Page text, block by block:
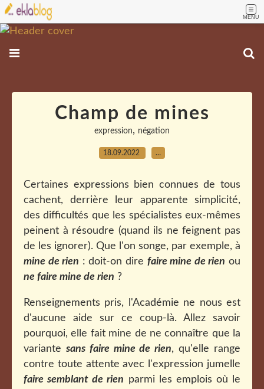
MENU
Champ de mines
expression, négation
18.09.2022 …
Certaines expressions bien connues de tous
cachent, derrière leur apparente simplicité,
des difficultés que les spécialistes eux-mêmes
peinent à résoudre (quand ils ne feignent pas
de les ignorer). Que l'on songe, par exemple, à
mine de rien : doit-on dire faire mine de rien ou
ne faire mine de rien ?
Renseignements pris, l'Académie ne nous est
d'aucune aide sur ce coup-là. Allez savoir
pourquoi, elle fait mine de ne connaître que la
variante sans faire mine de rien, qu'elle range
contre toute attente avec l'expression jumelle
faire semblant de rien parmi les emplois où le